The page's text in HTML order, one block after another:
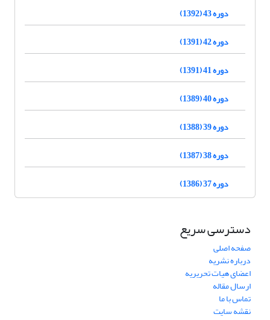
دوره 43 (1392)
دوره 42 (1391)
دوره 41 (1391)
دوره 40 (1389)
دوره 39 (1388)
دوره 38 (1387)
دوره 37 (1386)
دسترسی سریع
صفحه اصلی
درباره نشریه
اعضای هیات تحریریه
ارسال مقاله
تماس با ما
نقشه سایت